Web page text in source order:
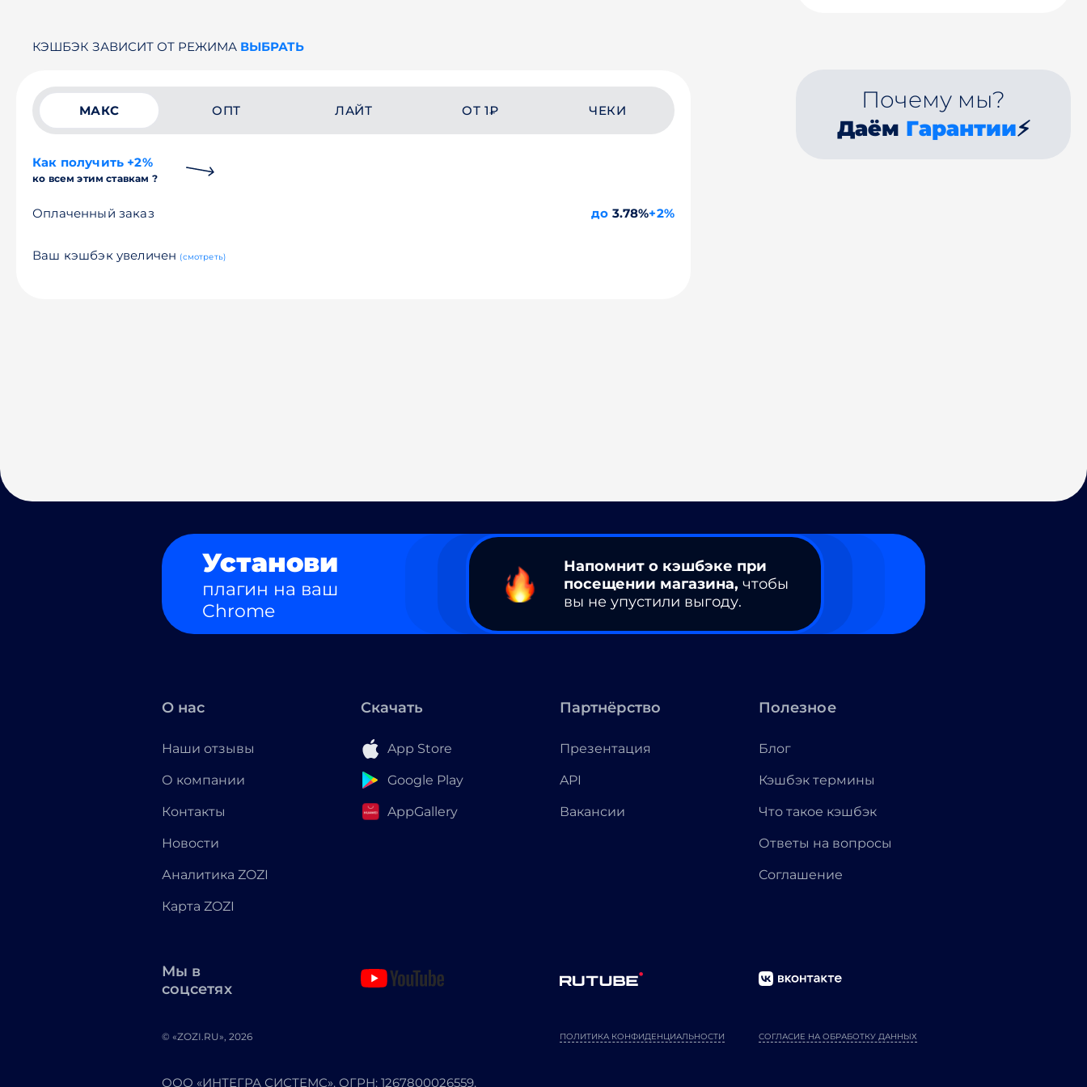
КЭШБЭК ЗАВИСИТ ОТ РЕЖИМА ВЫБРАТЬ
МАКС ОПТ ЛАЙТ ОТ 1₽ ЧЕКИ
Как получить +2%
ко всем этим ставкам ?
Оплаченный заказ до 3.78%+2%
Ваш кэшбэк увеличен (смотреть)
Почему мы?
Даём Гарантии⚡
Установи
плагин на ваш
Chrome
Напомнит о кэшбэке при
посещении магазина, чтобы
вы не упустили выгоду.
О нас
Наши отзывы
О компании
Контакты
Новости
Аналитика ZOZI
Карта ZOZI
Скачать
App Store
Google Play
AppGallery
Партнёрство
Презентация
API
Вакансии
Полезное
Блог
Кэшбэк термины
Что такое кэшбэк
Ответы на вопросы
Соглашение
Мы в
соцсетях
© «ZOZI.RU», 2026 ПОЛИТИКА КОНФИДЕНЦИАЛЬНОСТИ СОГЛАСИЕ НА ОБРАБОТКУ ДАННЫХ
ООО «ИНТЕГРА СИСТЕМС». ОГРН: 1267800026559.